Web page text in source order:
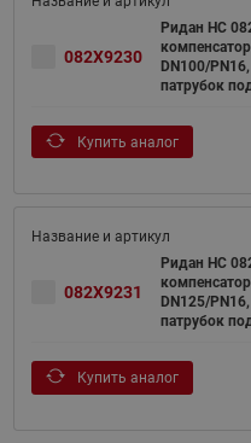
082X9230
Ридан НС
DN100/
патрубок
Купить аналог
082X9231
Ридан НС
DN125/
патрубок
Купить аналог